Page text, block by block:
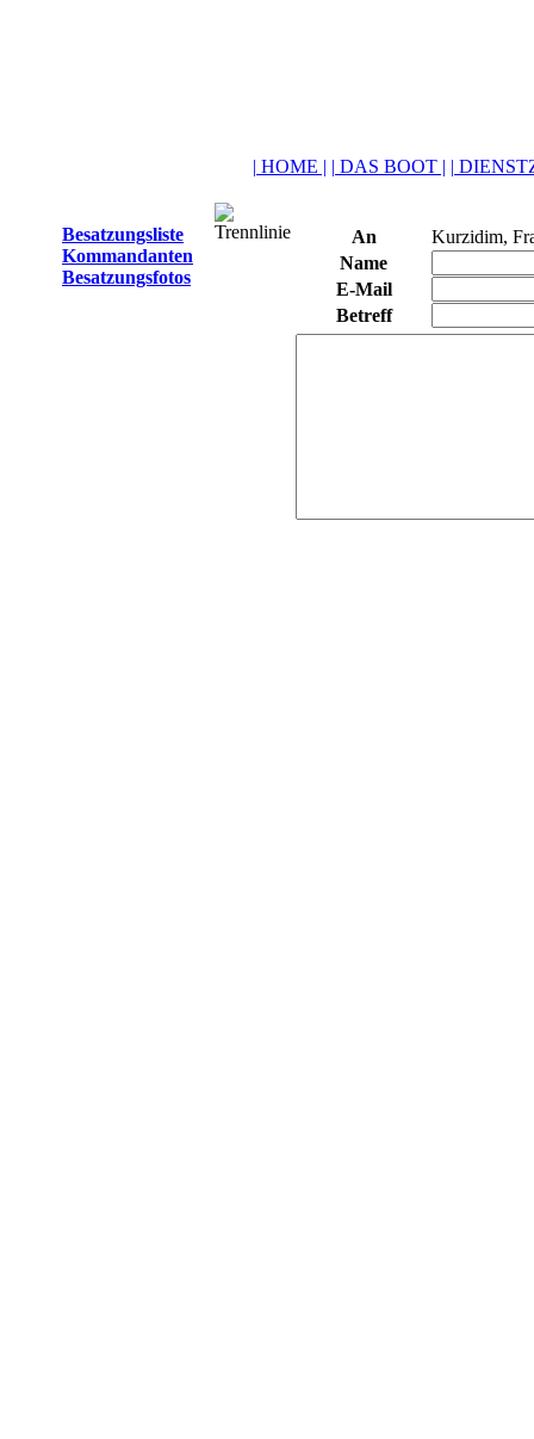
| HOME | | DAS BOOT | |
Besatzungsliste
Kommandanten
Besatzungsfotos
An
Kurzidim,
Name
E-Mail
Betreff